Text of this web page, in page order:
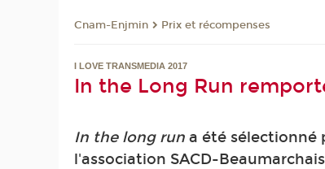
Cnam-Enjmin Prix et récompenses
I LOVE TRANSMEDIA 2017
In the Long Run
In the long run a été sélectionné
l'association SACD-